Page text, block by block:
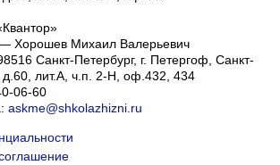
Хорошев Михаил Валерьевич
Санкт-Петербург, г. Петергоф Санкт-
д.60, лит.А, ч.п. 2-Н, оф.432, 434
06-60
askme@shkolazhizni.ru